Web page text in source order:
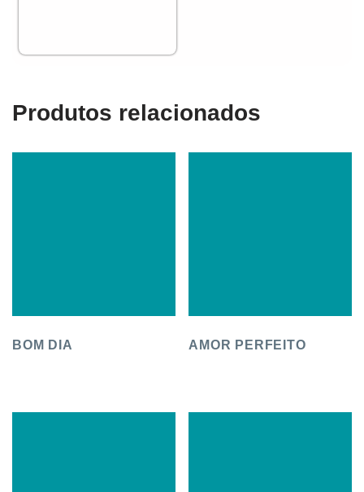
Produtos relacionados
BOM DIA AMOR PERFEITO